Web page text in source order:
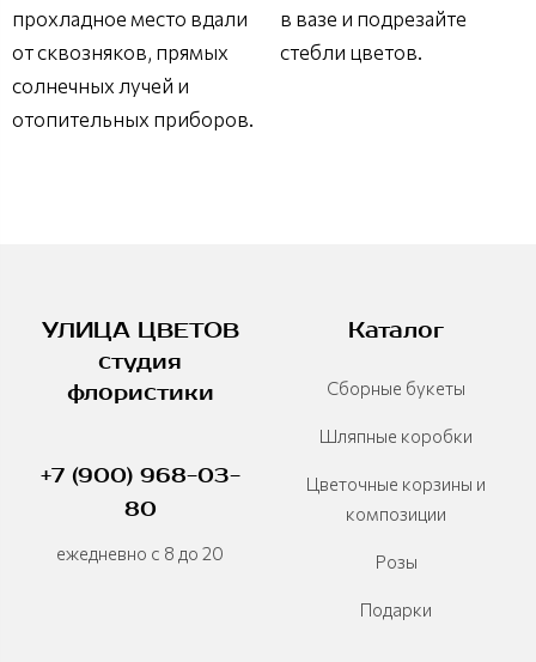
прохладное место вдали
от сквозняков, прямых
солнечных лучей и
отопительных приборов.
в вазе и подрезайте
стебли цветов.
УЛИЦА ЦВЕТОВ
студия
флористики
+7 (900) 968-03-
80
ежедневно с 8 до 20
Каталог
Сборные букеты
Шляпные коробки
Цветочные корзины и
композиции
Розы
Подарки